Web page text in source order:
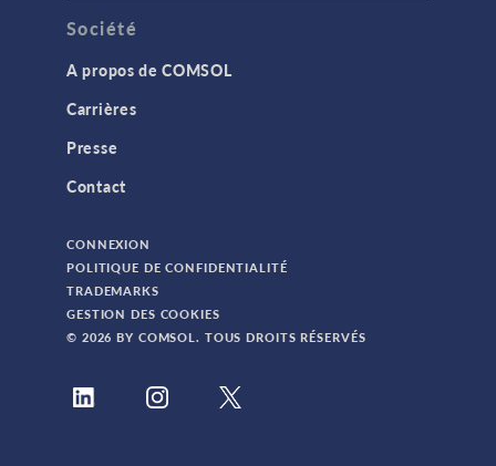
Société
A propos de COMSOL
Carrières
Presse
Contact
CONNEXION
POLITIQUE DE CONFIDENTIALITÉ
TRADEMARKS
GESTION DES COOKIES
© 2026 BY COMSOL. TOUS DROITS RÉSERVÉS